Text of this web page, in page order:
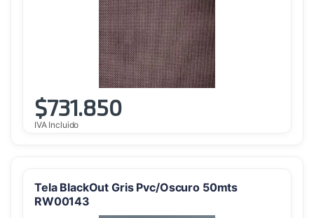
$731.850
IVA Incluido
Tela BlackOut Gris Pvc/Oscuro 50mts
RW00143